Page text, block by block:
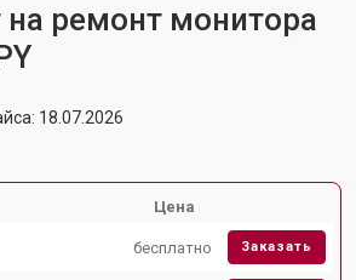
на ремонт монитора
18.07.2026
Цена
бесплатно Заказать